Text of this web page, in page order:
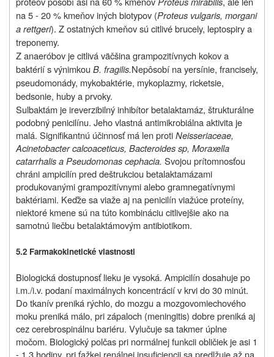
na 5 - 20 % kmeňov iných biotypov (Proteus vulgaris, morgani
a rettgeri). Z ostatných kmeňov sú citlivé brucely, leptospiry a
treponemy.
Z anaeróbov je citlivá väčšina grampozitívnych kokov a
baktérií s výnimkou B. fragilis.Nepôsobí na yersínie, francisely,
pseudomonády, mykobaktérie, mykoplazmy, ricketsie,
bedsonie, huby a prvoky.
Sulbaktám je ireverzibilný inhibítor betalaktamáz, štrukturálne
podobný penicilínu. Jeho vlastná antimikrobiálna aktivita je
malá. Signifikantnú účinnosť má len protiNeisseriaceae,
Acinetobacter calcoaceticus, Bacteroides sp, Moraxella
catarrhalis a Pseudomonas cephacia. Svojou prítomnosťou
chráni ampicilín pred deštrukciou betalaktamázami
produkovanými grampozitívnymi alebo gramnegatívnymi
baktériami. Keďže sa viaže aj na penicilín viažúce proteíny,
niektoré kmene sú na túto kombináciu citlivejšie ako na
samotnú liečbu betalaktámovým antibiotikom.
5.2 Farmakokinetické vlastnosti
Biologická dostupnosť lieku je vysoká. Ampicilín dosahuje po
i.m./i.v. podaní maximálnych koncentrácií v krvi do 30 minút.
Do tkanív preniká rýchlo, do mozgu a mozgovomiechového
moku preniká málo, pri zápaloch (meningitis) dobre preniká aj
cez cerebrospinálnu bariéru. Vylučuje sa takmer úplne
močom. Biologický polčas pri normálnej funkcii obličiek je asi 1